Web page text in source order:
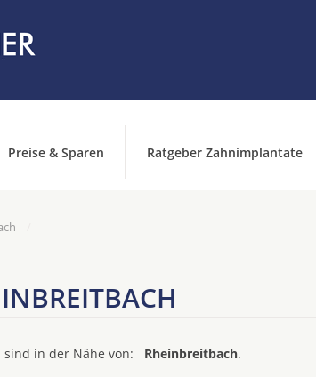
Preise & Sparen Ratgeber Zahnimplantate
sind in der Nähe von: Rheinbreitbach.